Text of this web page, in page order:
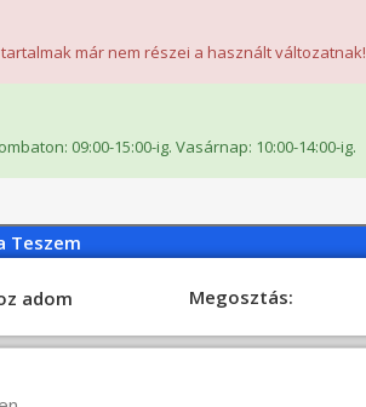
már nem részei a használt változatnak!
09:00-15:00-ig. Vasárnap: 10:00-14:00-ig.
Teszem
adom Megosztás: